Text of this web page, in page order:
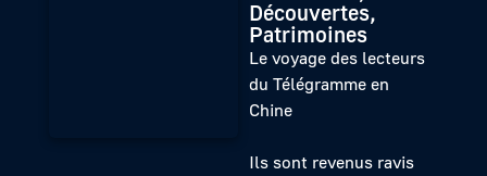
Découvertes,
Patrimoines
Le voyage des lecteurs
du Télégramme en
Chine
Ils sont revenus ravis